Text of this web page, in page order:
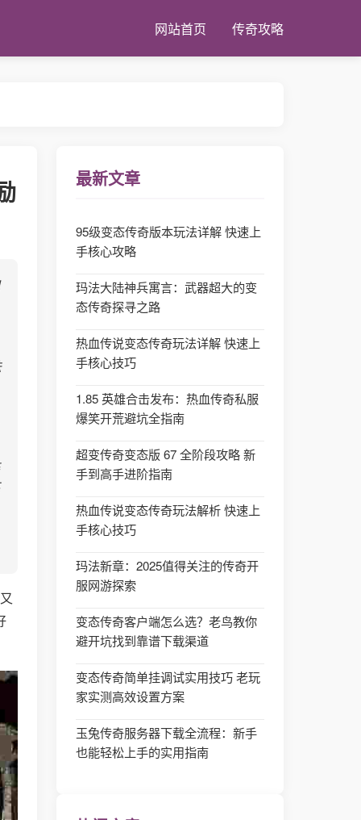
网站首页 传奇攻略
最新文章
95级变态传奇版本玩法详解 快速上
手核心攻略
玛法大陆神兵寓言：武器超大的变
态传奇探寻之路
热血传说变态传奇玩法详解 快速上
手核心技巧
1.85 英雄合击发布：热血传奇私服
爆笑开荒避坑全指南
超变传奇变态版 67 全阶段攻略 新
手到高手进阶指南
热血传说变态传奇玩法解析 快速上
手核心技巧
玛法新章：2025值得关注的传奇开
服网游探索
变态传奇客户端怎么选？老鸟教你
避开坑找到靠谱下载渠道
变态传奇简单挂调试实用技巧 老玩
家实测高效设置方案
玉兔传奇服务器下载全流程：新手
也能轻松上手的实用指南